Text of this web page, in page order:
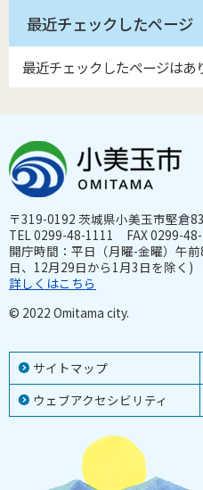
最近チェックしたページ
最近チェックしたページはあ
サイトマップ
ウェブアクセシビリティ
〒319-0192 茨城県小美玉市堅倉
TEL 0299-48-1111 FAX 0299-
開庁時間：平日（月曜-金曜）午
日、12月29日から1月3日を除く)
詳しくはこちら
© 2022 Omitama city.